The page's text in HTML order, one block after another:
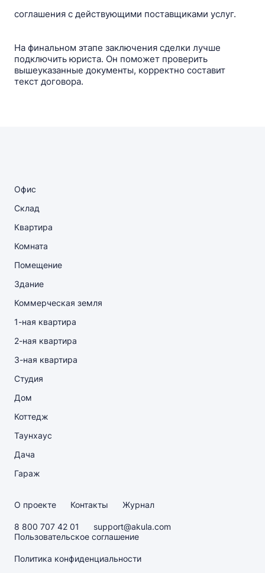
соглашения c действующими поставщиками услуг.
На финальном этапе заключения сделки лучше
подключить юриста. Он поможет проверить
вышеуказанные документы, корректно составит
текст договора.
Офис
Склад
Квартира
Комната
Помещение
Здание
Коммерческая земля
1-ная квартира
2-ная квартира
3-ная квартира
Студия
Дом
Коттедж
Таунхаус
Дача
Гараж
О проекте Контакты Журнал
8 800 707 42 01
support@akula.com
Пользовательское соглашение
Политика конфиденциальности